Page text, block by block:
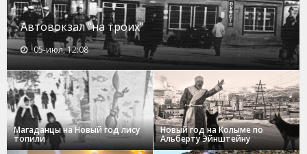
Автовокзал "на троих"
05-июл, 12:08
Магаданцы на Новый год лису
топили
Новый год на Колыме по
Альберту Эйнштейну